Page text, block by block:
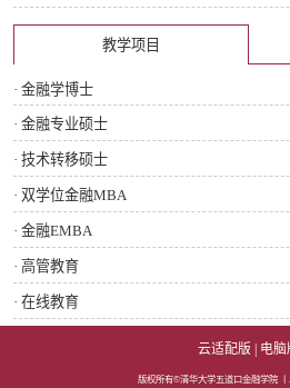
教学项目
· 金融学博士
· 金融专业硕士
· 技术转移硕士
· 双学位金融MBA
· 金融EMBA
· 高管教育
· 在线教育
云适配版 | 电脑
版权所有©清华大学五道口金融学院 丨